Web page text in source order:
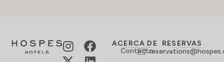
ACERCA DE
Contacto
RESERVAS